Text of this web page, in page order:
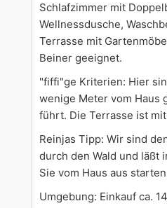
Schlafzimmer mit
Wellnessdusche,
Terrasse mit
Beiner geeignet.
"fiffi"ge Kriterien: Hier
wenige Meter vom Haus
führt. Die Terrasse ist
Reinjas Tipp: Wir sind
durch den Wald und läßt
Sie vom Haus aus
Umgebung: Einkauf ca.